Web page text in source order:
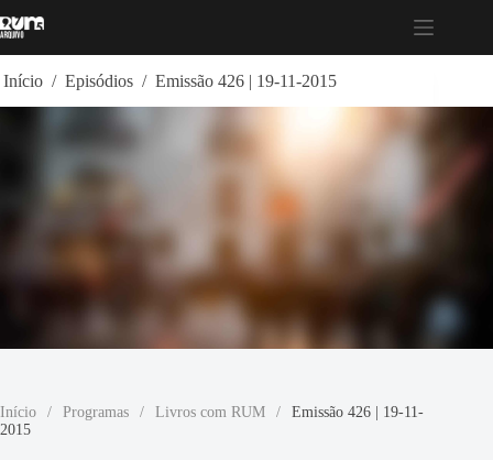
para
Início / Episódios / Emissão 426 | 19-11-2015
Início / Programas / Livros com RUM /
Emissão 426 | 19-11-
2015